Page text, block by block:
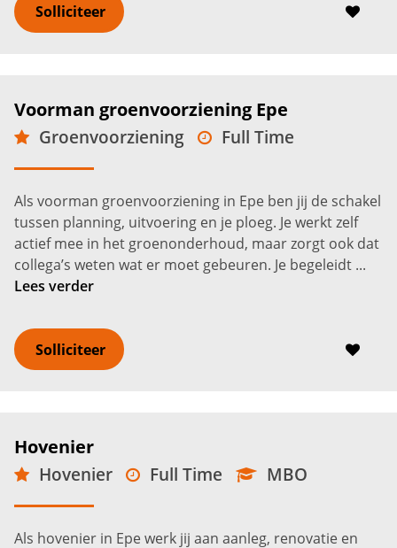
Solliciteer
Voorman groenvoorziening Epe
Groenvoorziening
Full Time
MBO
Als voorman groenvoorziening in Epe ben jij de schakel
tussen planning, uitvoering en je ploeg. Je werkt zelf
actief mee in het groenonderhoud, maar zorgt ook dat
collega’s weten wat er moet gebeuren. Je begeleidt ...
Lees verder
Solliciteer
Hovenier
Hovenier Full Time
MBO
Epe
€2.750 -
Als hovenier in Epe werk jij aan aanleg, renovatie en